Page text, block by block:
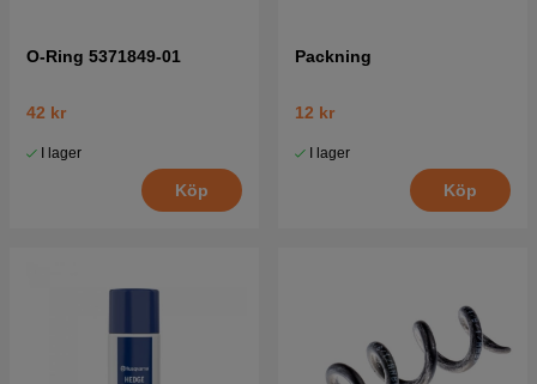
O-Ring 5371849-01
42 kr
I lager
Köp
Packning
12 kr
I lager
Köp